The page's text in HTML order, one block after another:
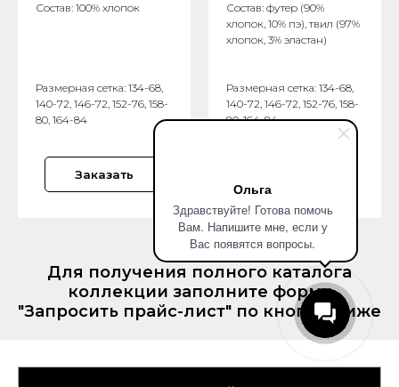
Ольга
Здравствуйте! Готова помочь
Вам. Напишите мне, если у
Вас появятся вопросы.
Состав: 100% хлопок
Размерная сетка: 134-68,
140-72, 146-72, 152-76, 158-
80, 164-84
Заказать
Состав: футер (90%
хлопок, 10% пэ), твил (97%
хлопок, 3% эластан)
Размерная сетка: 134-68,
140-72, 146-72, 152-76, 158-
80, 164-84
Для получения полного каталога
коллекции заполните форму
"Запросить прайс-лист" по кнопке ниже